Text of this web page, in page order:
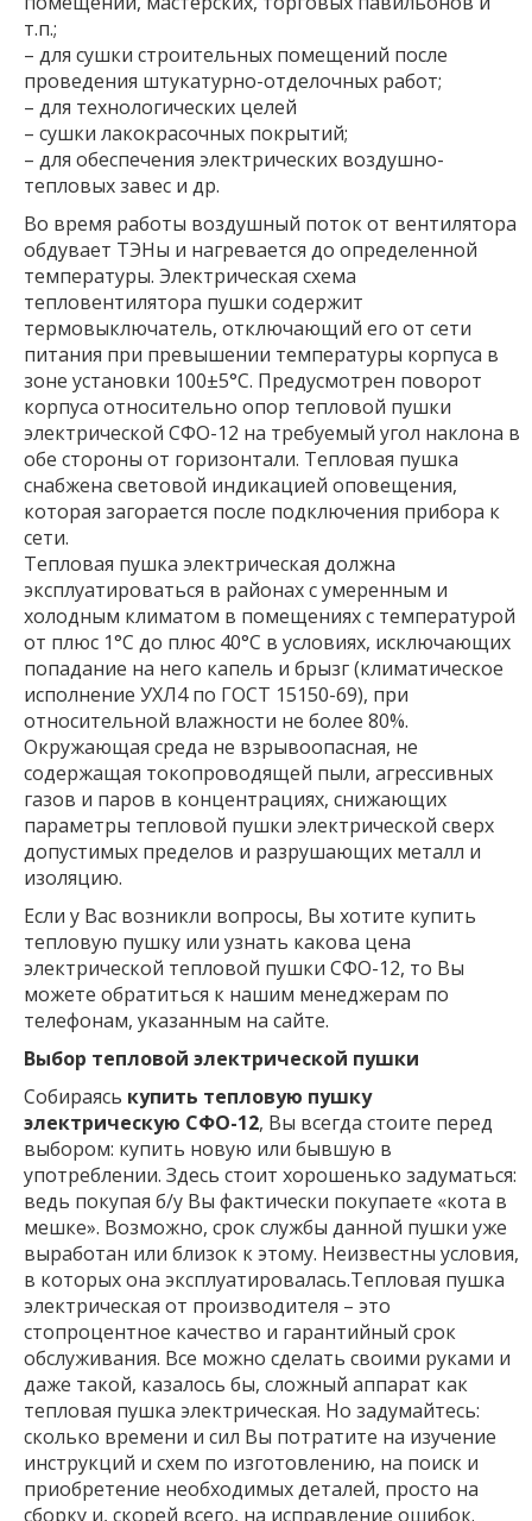
т.п.;
– для сушки строительных помещений после
проведения штукатурно-отделочных работ;
– для технологических целей
– сушки лакокрасочных покрытий;
– для обеспечения электрических воздушно-
тепловых завес и др.
Во время работы воздушный поток от вентилятора
обдувает ТЭНы и нагревается до определенной
температуры. Электрическая схема
тепловентилятора пушки содержит
термовыключатель, отключающий его от сети
питания при превышении температуры корпуса в
зоне установки 100±5°С. Предусмотрен поворот
корпуса относительно опор тепловой пушки
электрической СФО-12 на требуемый угол наклона в
обе стороны от горизонтали. Тепловая пушка
снабжена световой индикацией оповещения,
которая загорается после подключения прибора к
сети.
Тепловая пушка электрическая должна
эксплуатироваться в районах с умеренным и
холодным климатом в помещениях с температурой
от плюс 1°С до плюс 40°С в условиях, исключающих
попадание на него капель и брызг (климатическое
исполнение УХЛ4 по ГОСТ 15150-69), при
относительной влажности не более 80%.
Окружающая среда не взрывоопасная, не
содержащая токопроводящей пыли, агрессивных
газов и паров в концентрациях, снижающих
параметры тепловой пушки электрической сверх
допустимых пределов и разрушающих металл и
изоляцию.
Если у Вас возникли вопросы, Вы хотите купить
тепловую пушку или узнать какова цена
электрической тепловой пушки СФО-12, то Вы
можете обратиться к нашим менеджерам по
телефонам, указанным на сайте.
Выбор тепловой электрической пушки
Собираясь купить тепловую пушку
электрическую СФО-12, Вы всегда стоите перед
выбором: купить новую или бывшую в
употреблении. Здесь стоит хорошенько задуматься:
ведь покупая б/у Вы фактически покупаете «кота в
мешке». Возможно, срок службы данной пушки уже
выработан или близок к этому. Неизвестны условия,
в которых она эксплуатировалась.Тепловая пушка
электрическая от производителя – это
стопроцентное качество и гарантийный срок
обслуживания. Все можно сделать своими руками и
даже такой, казалось бы, сложный аппарат как
тепловая пушка электрическая. Но задумайтесь:
сколько времени и сил Вы потратите на изучение
инструкций и схем по изготовлению, на поиск и
приобретение необходимых деталей, просто на
сборку и, скорей всего, на исправление ошибок.